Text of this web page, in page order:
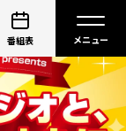
番組表